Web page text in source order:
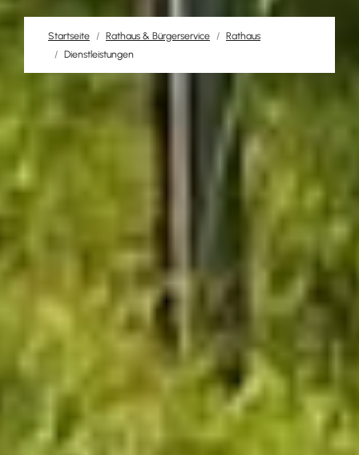
Startseite Rathaus & Bürgerservice
Rathaus
Dienstleistungen